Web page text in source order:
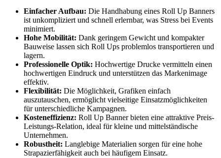
Einfacher Aufbau: Die Handhabung eines Roll Up Banners
ist unkompliziert und schnell erlernbar, was Stress bei Events
minimiert.
Hohe Mobilität: Dank geringem Gewicht und kompakter
Bauweise lassen sich Roll Ups problemlos transportieren und
lagern.
Professionelle Optik: Hochwertige Drucke vermitteln einen
hochwertigen Eindruck und unterstützen das Markenimage
effektiv.
Flexibilität: Die Möglichkeit, Grafiken einfach
auszutauschen, ermöglicht vielseitige Einsatzmöglichkeiten
für unterschiedliche Kampagnen.
Kosteneffizienz: Roll Up Banner bieten eine attraktive Preis-
Leistungs-Relation, ideal für kleine und mittelständische
Unternehmen.
Robustheit: Langlebige Materialien sorgen für eine hohe
Strapazierfähigkeit auch bei häufigem Einsatz.